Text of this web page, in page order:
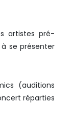
artistes pré-
se présenter
(auditions
réparties